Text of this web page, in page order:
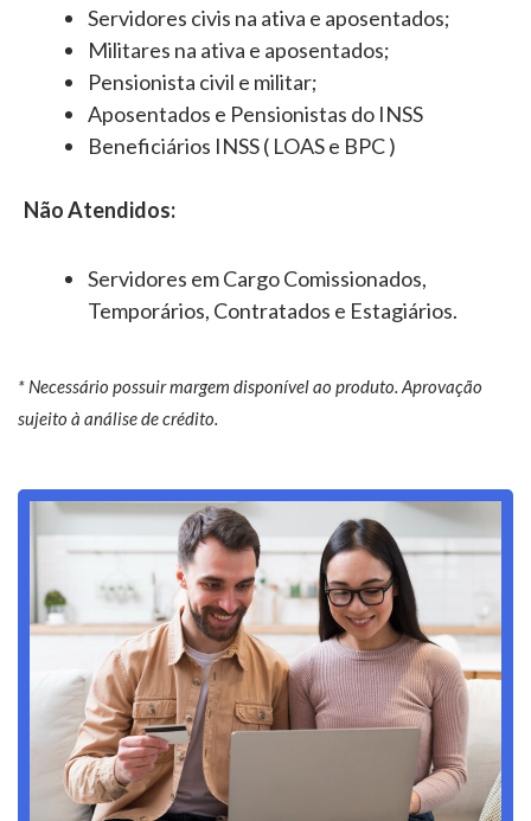
Servidores civis na ativa e aposentados;
Militares na ativa e aposentados;
Pensionista civil e militar;
Aposentados e Pensionistas do INSS
Beneficiários INSS ( LOAS e BPC )
Não Atendidos:
Servidores em Cargo Comissionados,
Temporários, Contratados e Estagiários.
* Necessário possuir margem disponível ao produto. Aprovação
sujeito à análise de crédito.